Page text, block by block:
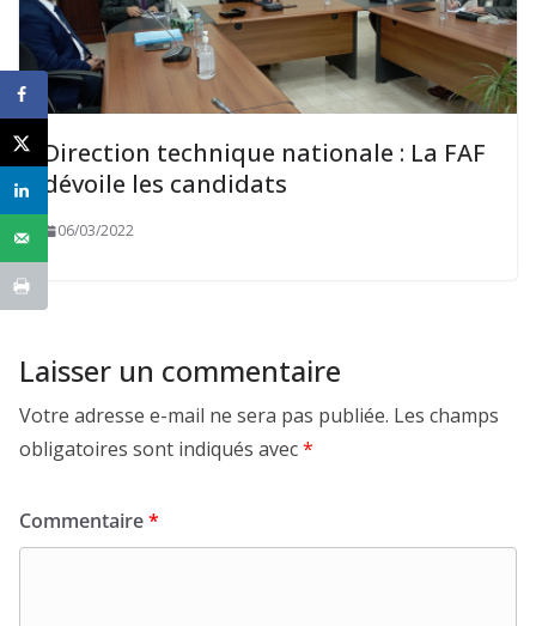
Direction technique nationale : La FAF
dévoile les candidats
06/03/2022
Laisser un commentaire
Votre adresse e-mail ne sera pas publiée. Les champs
obligatoires sont indiqués avec*
Commentaire*